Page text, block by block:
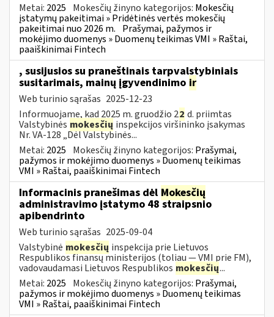
Metai: 2025 Mokesčių žinyno kategorijos: Mokesčių
įstatymų pakeitimai » Pridėtinės vertės mokesčių
pakeitimai nuo 2026 m. Prašymai, pažymos ir
mokėjimo duomenys » Duomenų teikimas VMI » Raštai,
paaiškinimai Fintech
, susijusios su praneštinais tarpvalstybiniais
susitarimais, mainų įgyvendinimo ir
Web turinio sąrašas 2025-12-23
Informuojame, kad 2025 m. gruodžio 22 d. priimtas
Valstybinės mokesčių inspekcijos viršininko įsakymas
Nr. VA-128 „Dėl Valstybinės...
Metai: 2025 Mokesčių žinyno kategorijos: Prašymai,
pažymos ir mokėjimo duomenys » Duomenų teikimas
VMI » Raštai, paaiškinimai Fintech
Informacinis pranešimas dėl Mokesčių
administravimo įstatymo 48 straipsnio
apibendrinto
Web turinio sąrašas 2025-09-04
Valstybinė mokesčių inspekcija prie Lietuvos
Respublikos finansų ministerijos (toliau — VMI prie FM),
vadovaudamasi Lietuvos Respublikos mokesčių...
Metai: 2025 Mokesčių žinyno kategorijos: Prašymai,
pažymos ir mokėjimo duomenys » Duomenų teikimas
VMI » Raštai, paaiškinimai Fintech